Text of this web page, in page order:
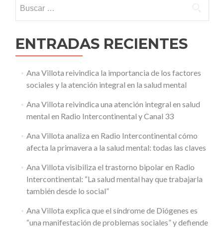
ENTRADAS RECIENTES
Ana Villota reivindica la importancia de los factores
sociales y la atención integral en la salud mental
Ana Villota reivindica una atención integral en salud
mental en Radio Intercontinental y Canal 33
Ana Villota analiza en Radio Intercontinental cómo
afecta la primavera a la salud mental: todas las claves
Ana Villota visibiliza el trastorno bipolar en Radio
Intercontinental: “La salud mental hay que trabajarla
también desde lo social”
Ana Villota explica que el síndrome de Diógenes es
“una manifestación de problemas sociales” y defiende